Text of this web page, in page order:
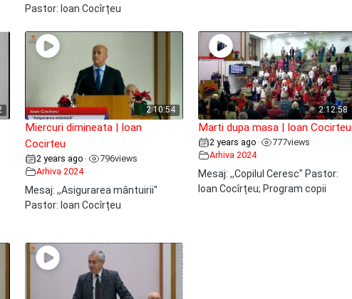
Pastor: Ioan Cocîrțeu
2:10:54
Miercuri dimineata | Ioan
Cocirteu
2 years ago • 796views
Arhiva 2024
Mesaj: ,,Asigurarea mântuirii"
Pastor: Ioan Cocîrțeu
2:12:58
Marti dupa masa | Ioan Cocirteu
2 years ago • 777views
Arhiva 2024
Mesaj: ,,Copilul Ceresc" Pastor:
Ioan Cocîrțeu; Program copii